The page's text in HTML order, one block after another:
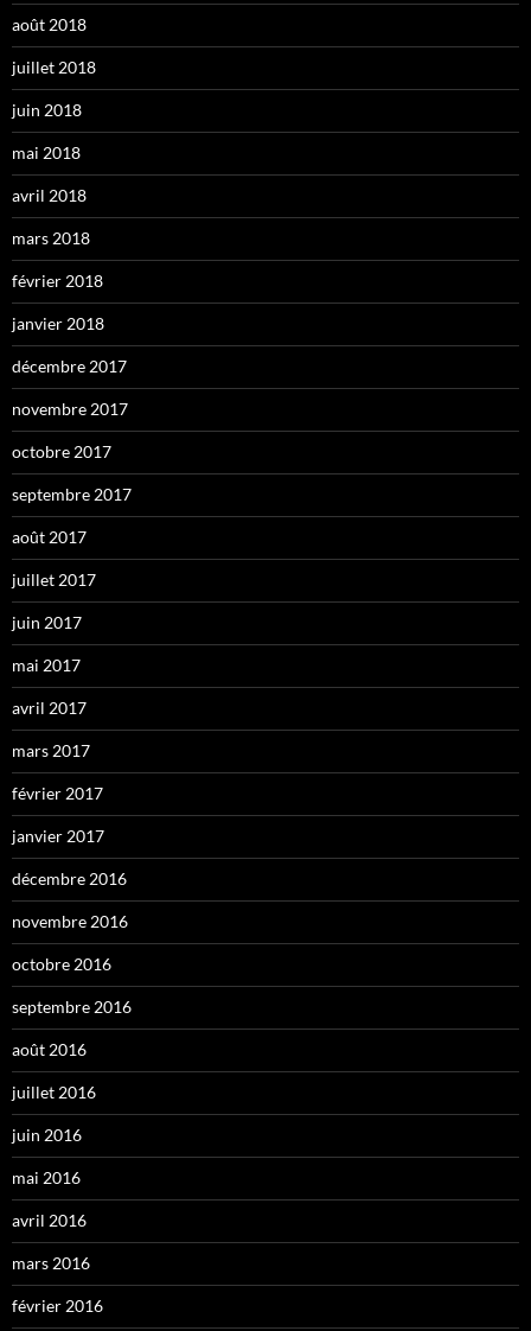
août 2018
juillet 2018
juin 2018
mai 2018
avril 2018
mars 2018
février 2018
janvier 2018
décembre 2017
novembre 2017
octobre 2017
septembre 2017
août 2017
juillet 2017
juin 2017
mai 2017
avril 2017
mars 2017
février 2017
janvier 2017
décembre 2016
novembre 2016
octobre 2016
septembre 2016
août 2016
juillet 2016
juin 2016
mai 2016
avril 2016
mars 2016
février 2016